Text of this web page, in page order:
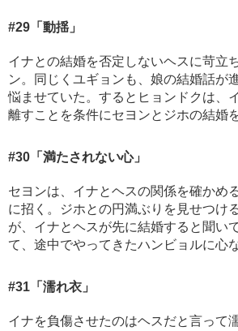
#29 「動揺」
イナとの結婚を否定しないヘスに苛立
ン。同じくユギョンも、娘の結婚話が
悩ませていた。するとヒョンドクは、
離すことを条件にセヨンとジホの結婚
#30 「満たされない心」
セヨンは、イナとヘスの関係を確かめ
に招く。ジホとの円満ぶりを見せつけ
が、イナとヘスが先に結婚すると聞い
て、途中でやってきたハンビョルに心
#31 「濡れ衣」
イナを負傷させたのはヘスだと言って